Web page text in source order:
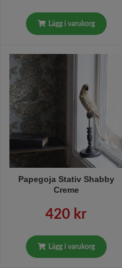
Lägg i varukorg
Papegoja Stativ Shabby
Creme
420 kr
Lägg i varukorg